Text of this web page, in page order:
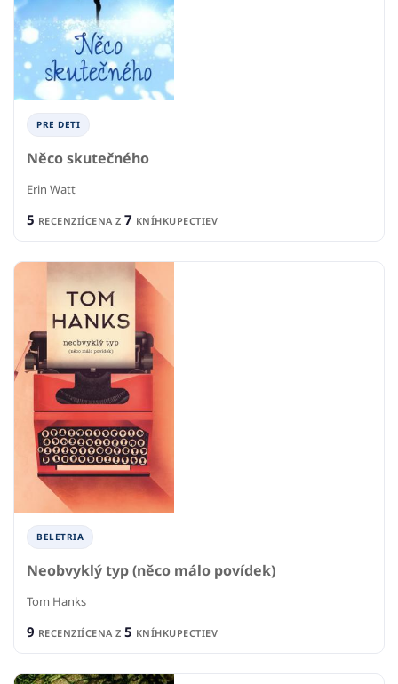
PRE DETI
Něco skutečného
Erin Watt
5 RECENZIÍCENA Z 7 KNÍHKUPECTIEV
BELETRIA
Neobvyklý typ (něco málo povídek)
Tom Hanks
9 RECENZIÍCENA Z 5 KNÍHKUPECTIEV